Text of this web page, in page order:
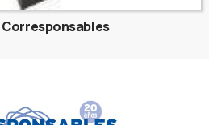
Corresponsables